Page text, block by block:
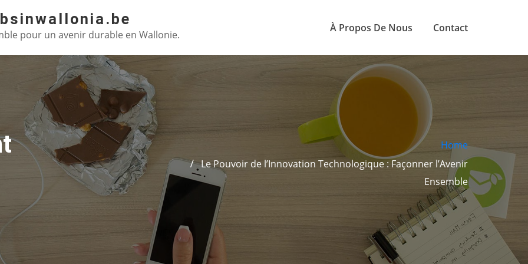
pour un avenir durable en Wallonie.
À Propos De Nous Contact
Home
Le Pouvoir de l’Innovation Technologique : Façonner l’Avenir
Ensemble